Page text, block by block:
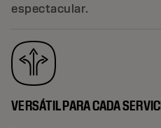
espectacular.
VERSÁTIL PARA CADA